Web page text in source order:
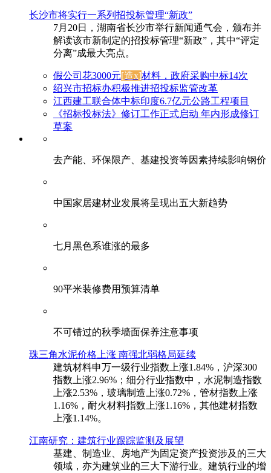
长沙市将实行一系列招投标管理“新政”
7月20日，湖南省长沙市举行新闻通气会，颁布并
解读该市新制定的招投标管理“新政”，其中“评定
分离”成最大亮点。
假公司花3000元[造x]材料，政府采购中标14次
绍兴市招标办积极推进招投标监管改革
江西建工联合体中标印度6.7亿元公路工程项目
《招标投标法》修订工作正式启动 年内形成修订
草案
去产能、环保限产、基建投资等因素持续影响钢价
中国家居建材业发展将呈现出五大新趋势
七月黑色系谁涨的最多
90平米装修费用预算清单
不可错过的秋季墙面保养注意事项
珠三角水泥价格上涨 南强北弱格局延续
建筑材料申万一级行业指数上涨1.84%，沪深300
指数上涨2.96%；细分行业指数中，水泥制造指数
上涨2.53%，玻璃制造上涨0.72%，管材指数上涨
1.16%，耐火材料指数上涨1.16%，其他建材指数
上涨1.14%。
江南研究：建筑行业跟踪监测及展望
基建、制造业、房地产为固定资产投资涉及的三大
领域，亦为建筑业的三大下游行业。建筑行业的增